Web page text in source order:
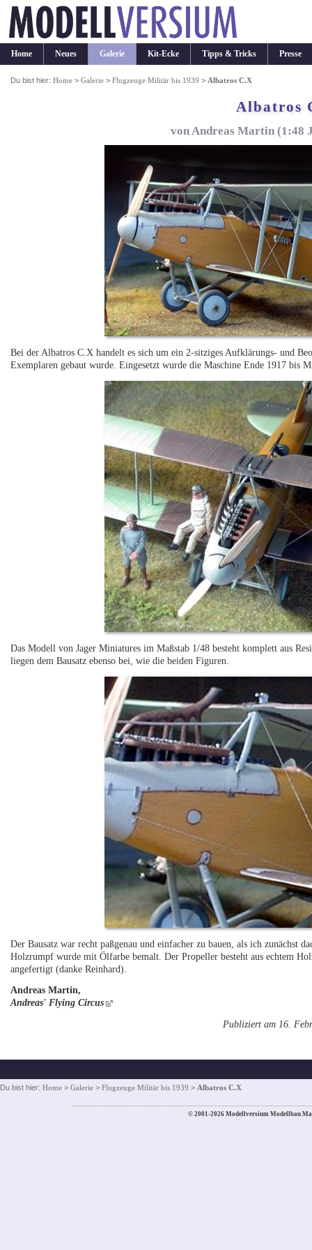
Home Neues Galerie Kit-Ecke Tipps & Tricks Presse
Du bist hier:Home >Galerie >Flugzeuge Militär bis 1939 > Albatros C.X
Albatros
von Andreas Martin (1:48
Bei der Albatros C.X handelt es sich um ein 2-sitziges Aufklärungs- und
Exemplaren gebaut wurde. Eingesetzt wurde die Maschine Ende 1917 bis
Das Modell von Jager Miniatures im Maßstab 1/48 besteht komplett aus
liegen dem Bausatz ebenso bei, wie die beiden Figuren.
Der Bausatz war recht paßgenau und einfacher zu bauen, als ich zunächst
Holzrumpf wurde mit Ölfarbe bemalt. Der Propeller besteht aus echtem
angefertigt (danke Reinhard).
Andreas Martin,
Andreas' Flying Circus
Publiziert am 16.
Du bist hier: Home > Galerie > Flugzeuge Militär bis 1939 > Albatros C.X
© 2001-2026 Modellversium Modellbau